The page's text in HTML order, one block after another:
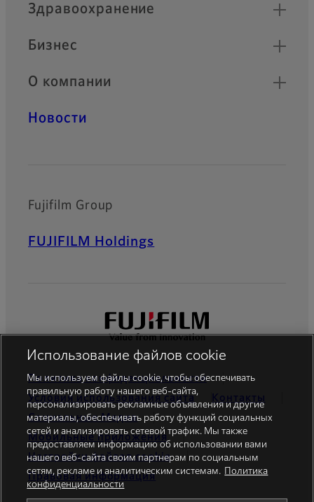
Здравоохранение
Бизнес
О компании
Новости
Fujifilm Group
FUJIFILM Holdings
Политика конфиденциальности
Условия использования сайта
Контакты
Cоциальные Mедиа
Мобильные приложения
Настройки файлов cookie
Правовая информация
Использование файлов cookie
Мы используем файлы cookie, чтобы обеспечивать
правильную работу нашего веб-сайта,
персонализировать рекламные объявления и другие
материалы, обеспечивать работу функций социальных
сетей и анализировать сетевой трафик. Мы также
предоставляем информацию об использовании вами
нашего веб-сайта своим партнерам по социальным
сетям, рекламе и аналитическим системам.
Политика
конфиденциальности